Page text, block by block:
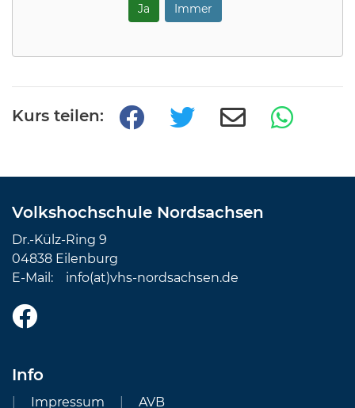
Ja Immer
Kurs teilen:
Volkshochschule Nordsachsen
Dr.-Külz-Ring 9
04838 Eilenburg
E-Mail: info(at)vhs-nordsachsen.de
Info
Impressum AVB